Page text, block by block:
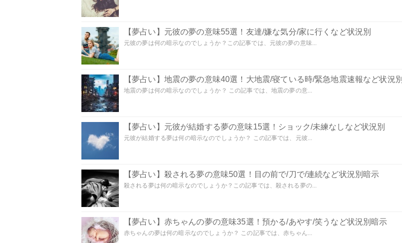
【夢占い】元彼の夢の意味55選！友達/嫌な気分/家に行くなど状況別
元彼の夢は何の暗示なのでしょうか？この記事では、元彼の夢の意味...
【夢占い】地震の夢の意味40選！大地震/寝ている時/緊急地震速報など状況別
地震の夢は何の暗示なのでしょうか？ この記事では、地震の夢の意...
【夢占い】元彼が結婚する夢の意味15選！ショック/未練なしなど状況別
元彼が結婚する夢は何の暗示なのでしょうか？ この記事では、元彼...
【夢占い】殺される夢の意味50選！目の前で/刀で/連続など状況別暗示
殺される夢は何の暗示なのでしょうか？この記事では、殺される夢の...
【夢占い】赤ちゃんの夢の意味35選！預かる/あやす/笑うなど状況別暗示
赤ちゃんの夢は何の暗示なのでしょうか？ この記事では、赤ちゃん...